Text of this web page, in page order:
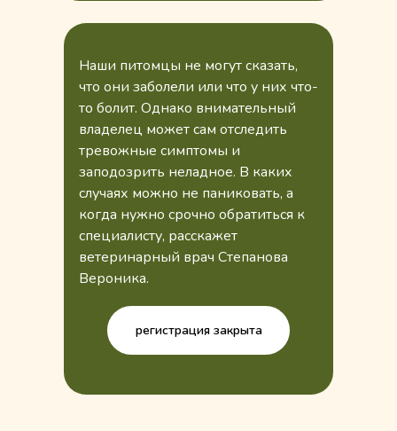
Наши питомцы не могут сказать,
что они заболели или что у них что-
то болит. Однако внимательный
владелец может сам отследить
тревожные симптомы и
заподозрить неладное. В каких
случаях можно не паниковать, а
когда нужно срочно обратиться к
специалисту, расскажет
ветеринарный врач Степанова
Вероника.
регистрация закрыта
Фонд оказывает поддержку более
30 приютам для животных,
расположенным в Москве
Мы обеспечиваем приюты кормами,
Благотворительный фонд
помощи бездомным
животным «РЭЙ»